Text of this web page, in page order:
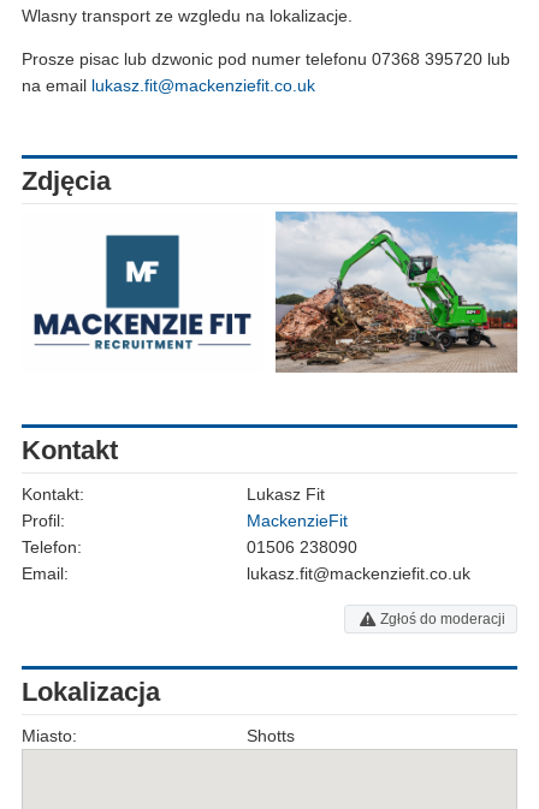
Wlasny transport ze wzgledu na lokalizacje.
Prosze pisac lub dzwonic pod numer telefonu 07368 395720 lub
na email lukasz.fit@mackenziefit.co.uk
Zdjęcia
Kontakt
Kontakt:
Lukasz Fit
Profil:
MackenzieFit
Telefon:
01506 238090
Email:
lukasz.fit@mackenziefit.co.uk
Zgłoś do moderacji
Lokalizacja
Miasto: Shotts